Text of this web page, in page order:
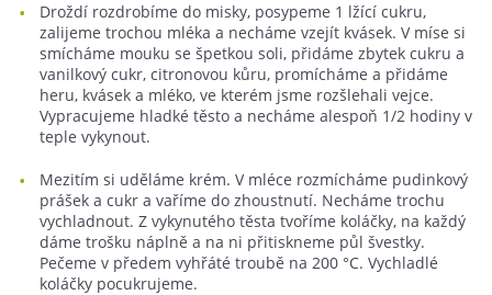
Droždí rozdrobíme do misky, posypeme 1 lžící cukru,
zalijeme trochou mléka a necháme vzejít kvásek. V míse si
smícháme mouku se špetkou soli, přidáme zbytek cukru a
vanilkový cukr, citronovou kůru, promícháme a přidáme
heru, kvásek a mléko, ve kterém jsme rozšlehali vejce.
Vypracujeme hladké těsto a necháme alespoň 1/2 hodiny v
teple vykynout.
Mezitím si uděláme krém. V mléce rozmícháme pudinkový
prášek a cukr a vaříme do zhoustnutí. Necháme trochu
vychladnout. Z vykynutého těsta tvoříme koláčky, na každý
dáme trošku náplně a na ni přitiskneme půl švestky.
Pečeme v předem vyhřáté troubě na 200 °C. Vychladlé
koláčky pocukrujeme.